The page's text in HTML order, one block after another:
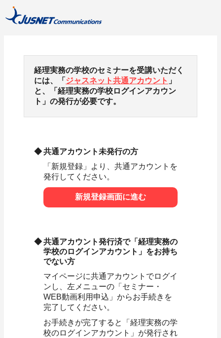
経理実務の学校のセミナーを受講いただく
には、「 ジャスネット共通アカウント 」
と、「経理実務の学校ログインアカウン
ト」の発行が必要です。
共通アカウント未発行の方
「新規登録」より、共通アカウントを
発行してください。
新規登録画面に進む
共通アカウント発行済で「経理実務の
学校のログインアカウント」をお持ち
でない方
マイページに共通アカウントでログイ
ンし、左メニューの「セミナー・
WEB動画利用申込」からお手続きを
完了してください。
お手続きが完了すると「経理実務の学
校のログインアカウント」が発行され